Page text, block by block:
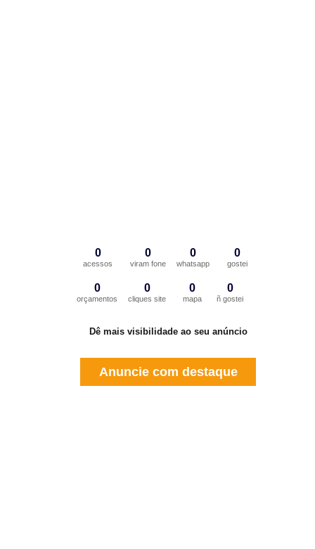
0
acessos
0
viram fone
0
whatsapp
0
gostei
0
orçamentos
0
cliques site
0
mapa
0
ñ gostei
Dê mais visibilidade ao seu anúncio
Anuncie com destaque